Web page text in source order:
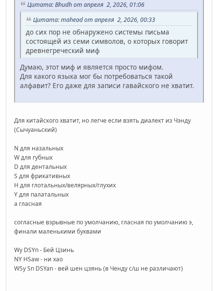
Цитата: Bhudh от апреля 2, 2026, 01:06
Цитата: mahead от апреля 2, 2026, 00:33
до сих пор не обнаружено системы письма
состоящей из семи символов, о которых говорит
древнегреческий миф
Думаю, этот миф и является просто мифом.
Для какого языка мог бы потребоваться такой
алфавит? Его даже для записи гавайского не хватит.
Для китайского хватит, но легче если взять диалект из Чэнду
(Сычуаньский)
N для назальных
W для губных
D для дентальных
S для фрикативных
H для глотальных/велярных/глухих
Y для палатальных
a гласная
согласные взрывные по умолчанию, гласная по умолчанию э,
финали маленькими буквами
Wy DSYn - Бей Цзинь
NY HSaw - ни хао
WSy Sn DSYan - вей шен цзянь (в Ченду с/ш не различают)